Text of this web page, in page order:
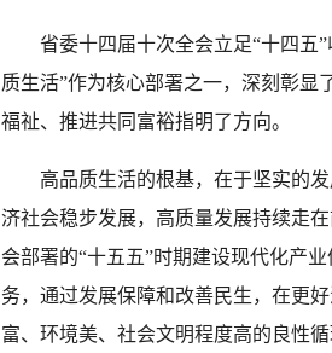
省委十四届十次全会立足“十四五
质生活”作为核心部署之一，深刻彰显
福祉、推进共同富裕指明了方向。
高品质生活的根基，在于坚实的
济社会稳步发展，高质量发展持续走
会部署的“十五五”时期建设现代化产
务，通过发展保障和改善民生，在更
富、环境美、社会文明程度高的良性循